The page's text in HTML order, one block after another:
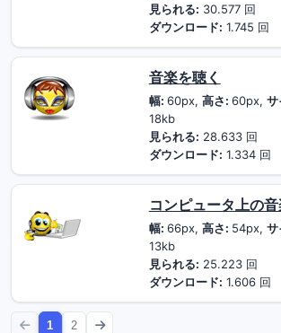
見られる: 30.577 回
ダウンロード: 1.745 回
音楽を聴く
幅: 60px, 高さ: 60px, サ
18kb
見られる: 28.633 回
ダウンロード: 1.334 回
コンピュータ上の
幅: 66px, 高さ: 54px, サ
13kb
見られる: 25.223 回
ダウンロード: 1.606 回
1 2